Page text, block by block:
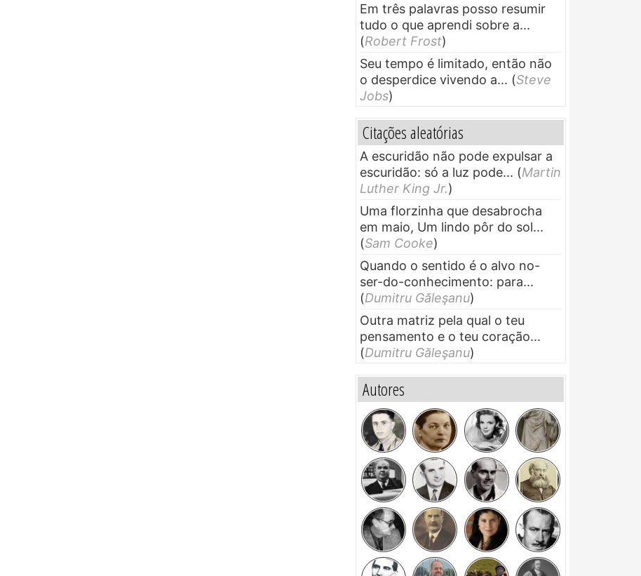
Em três palavras posso resumir
tudo o que aprendi sobre a...
(Robert Frost)
Seu tempo é limitado, então não
o desperdice vivendo a... (Steve
Jobs)
Citações aleatórias
A escuridão não pode expulsar a
escuridão: só a luz pode... (Martin
Luther King Jr.)
Uma florzinha que desabrocha
em maio, Um lindo pôr do sol...
(Sam Cooke)
Quando o sentido é o alvo no-
ser-do-conhecimento: para...
(Dumitru Găleşanu)
Outra matriz pela qual o teu
pensamento e o teu coração...
(Dumitru Găleşanu)
Autores